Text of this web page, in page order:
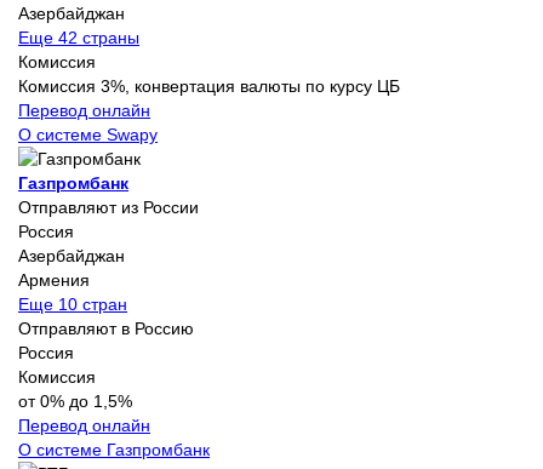
Азербайджан
Еще 42 страны
Комиссия
Комиссия 3%, конвертация валюты по курсу ЦБ
Перевод онлайн
О системе Swapy
Газпромбанк
Отправляют из России
Россия
Азербайджан
Армения
Еще 10 стран
Отправляют в Россию
Россия
Комиссия
от 0% до 1,5%
Перевод онлайн
О системе Газпромбанк